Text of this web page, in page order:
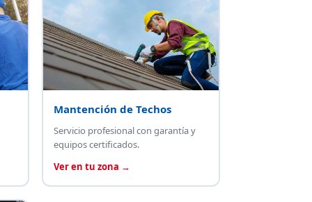
Mantención de Techos
Servicio profesional con garantía y
equipos certificados.
Ver en tu zona →